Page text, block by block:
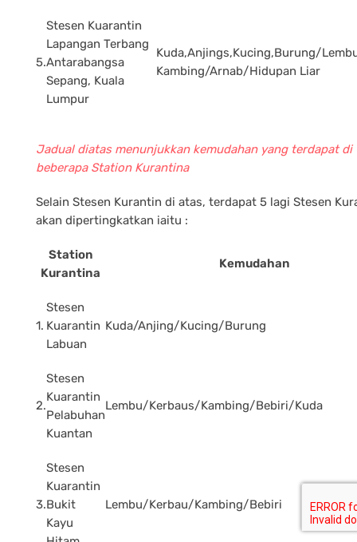
5.
Stesen Kuarantin
Lapangan Terbang
Antarabangsa
Sepang, Kuala
Lumpur
Kuda,Anjings,Kucing,Burung/
Kambing/Arnab/Hidupan Liar
Jadual diatas menunjukkan kemudahan yang terdapat di
beberapa Station Kurantina
Selain Stesen Kurantin di atas, terdapat 5 lagi Stesen
akan dipertingkatkan iaitu :
Station
Kurantina
Kemudahan
1.
Stesen
Kuarantin
Labuan
Kuda/Anjing/Kucing/Burung
2.
Stesen
Kuarantin
Pelabuhan
Kuantan
Lembu/Kerbaus/Kambing/Bebiri/Kuda
3.
Stesen
Kuarantin
Bukit
Kayu
Lembu/Kerbau/Kambing/Bebiri